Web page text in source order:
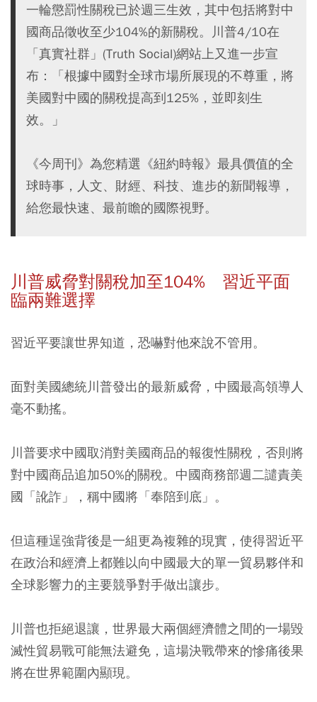
一輪懲罰性關稅已於週三生效，其中包括將對中
國商品徵收至少104%的新關稅。川普4/10在
「真實社群」(Truth Social)網站上又進一步宣
布：「根據中國對全球市場所展現的不尊重，將
美國對中國的關稅提高到125%，並即刻生
效。」
《今周刊》為您精選《紐約時報》最具價值的全
球時事，人文、財經、科技、進步的新聞報導，
給您最快速、最前瞻的國際視野。
川普威脅對關稅加至104% 習近平面
臨兩難選擇
習近平要讓世界知道，恐嚇對他來說不管用。
面對美國總統川普發出的最新威脅，中國最高領導人
毫不動搖。
川普要求中國取消對美國商品的報復性關稅，否則將
對中國商品追加50%的關稅。中國商務部週二譴責美
國「訛詐」，稱中國將「奉陪到底」。
但這種逞強背後是一組更為複雜的現實，使得習近平
在政治和經濟上都難以向中國最大的單一貿易夥伴和
全球影響力的主要競爭對手做出讓步。
川普也拒絕退讓，世界最大兩個經濟體之間的一場毀
滅性貿易戰可能無法避免，這場決戰帶來的慘痛後果
將在世界範圍內顯現。